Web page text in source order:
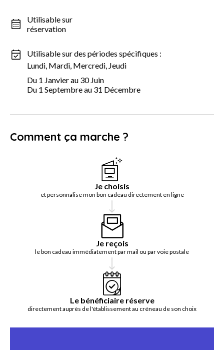
Utilisable sur
réservation
Utilisable sur des périodes spécifiques :
Lundi, Mardi, Mercredi, Jeudi
Du 1 Janvier au 30 Juin
Du 1 Septembre au 31 Décembre
Comment ça marche ?
Je choisis
et personnalise mon bon cadeau directement en ligne
Je reçois
le bon cadeau immédiatement par mail ou par voie postale
Le bénéficiaire réserve
directement auprès de l'établissement au créneau de son choix